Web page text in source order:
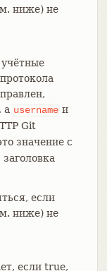
ниже) не
а username и
Git
значение с
если
ниже) не
если true,